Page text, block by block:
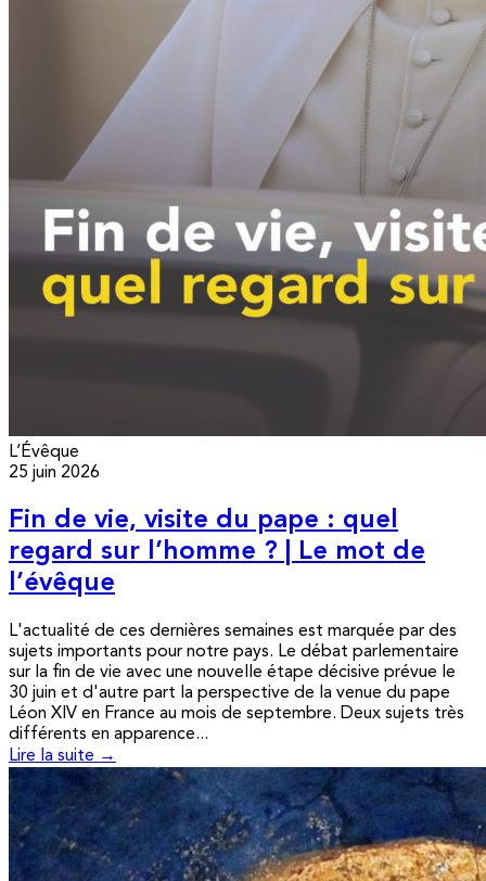
L’Évêque
25 juin 2026
Fin de vie, visite du pape : quel
regard sur l’homme ? | Le mot de
l’évêque
L'actualité de ces dernières semaines est marquée par des
sujets importants pour notre pays. Le débat parlementaire
sur la fin de vie avec une nouvelle étape décisive prévue le
30 juin et d'autre part la perspective de la venue du pape
Léon XIV en France au mois de septembre. Deux sujets très
différents en apparence...
Lire la suite →